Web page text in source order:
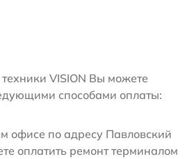
VISION Вы можете
способами оплаты:
офисе по адресу Павловский
оплатить ремонт терминалом